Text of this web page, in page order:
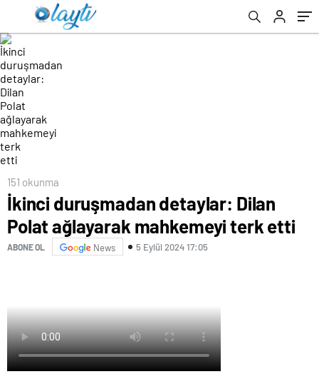
151 okunma
İkinci duruşmadan detaylar: Dilan
Polat ağlayarak mahkemeyi terk etti
ABONE OL News 5 Eylül 2024 17:05